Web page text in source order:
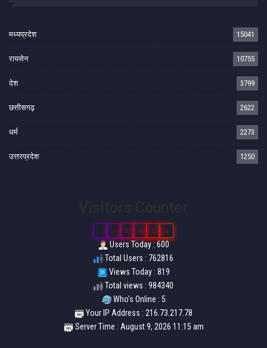
मध्यप्रदेश 15041
रायसेन 10755
देश 3799
छत्तीसगढ़ 2622
धर्म 2273
उत्तरप्रदेश 1250
7 6 2 8 1 6
Users Today : 600
Total Users : 762816
Views Today : 819
Total views : 984340
Who's Online : 5
Your IP Address : 216.73.217.78
Server Time : August 9, 2026 11:15 am